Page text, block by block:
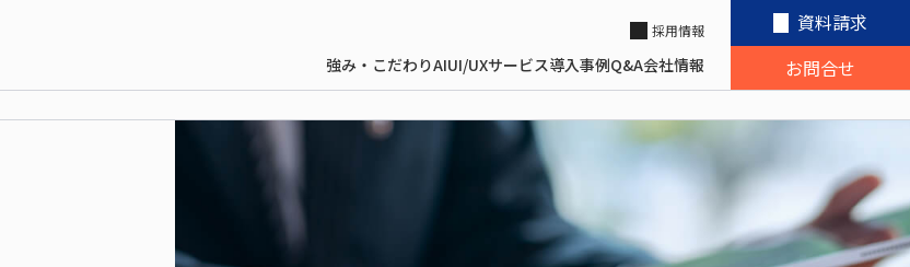
強み・こだわりAIUI/UXサービス導入事例Q&A会社情報
採用情報
資料請求
お問合せ